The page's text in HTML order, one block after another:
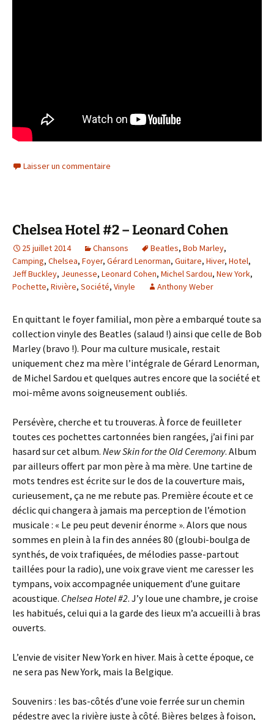
Laisser un commentaire
Chelsea Hotel #2 – Leonard Cohen
25 juillet 2014 Chansons Beatles, Bob Marley,
Camping, Chelsea, Foyer, Gérard Lenorman, Guitare, Hiver, Hotel,
Jeff Buckley, Jeunesse, Leonard Cohen, Michel Sardou, New York,
Pochette, Rivière, Société, Vinyle Anthony Weber
En quittant le foyer familial, mon père a embarqué toute sa
collection vinyle des Beatles (salaud !) ainsi que celle de Bob
Marley (bravo !). Pour ma culture musicale, restait
uniquement chez ma mère l’intégrale de Gérard Lenorman,
de Michel Sardou et quelques autres encore que la société et
moi-même avons soigneusement oubliés.
Persévère, cherche et tu trouveras. À force de feuilleter
toutes ces pochettes cartonnées bien rangées, j’ai fini par
hasard sur cet album. New Skin for the Old Ceremony. Album
par ailleurs offert par mon père à ma mère. Une tartine de
mots tendres est écrite sur le dos de la couverture mais,
curieusement, ça ne me rebute pas. Première écoute et ce
déclic qui changera à jamais ma perception de l’émotion
musicale : « Le peu peut devenir énorme ». Alors que nous
sommes en plein à la fin des années 80 (gloubi-boulga de
synthés, de voix trafiquées, de mélodies passe-partout
taillées pour la radio), une voix grave vient me caresser les
tympans, voix accompagnée uniquement d’une guitare
acoustique. Chelsea Hotel #2. J’y loue une chambre, je croise
les habitués, celui qui a la garde des lieux m’a accueilli à bras
ouverts.
L’envie de visiter New York en hiver. Mais à cette époque, ce
ne sera pas New York, mais la Belgique.
Souvenirs : les bas-côtés d’une voie ferrée sur un chemin
pédestre avec la rivière juste à côté. Bières belges à foison,